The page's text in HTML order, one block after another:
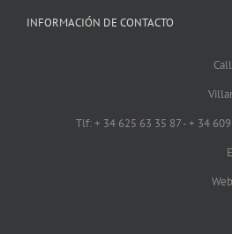
INFORMACIÓN DE CONTACTO
Tlf: + 34 625 63 35 87 - + 34